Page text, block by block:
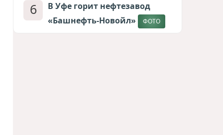
6
В Уфе горит нефтезавод
«Башнефть-Новойл»
ФОТО